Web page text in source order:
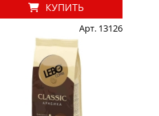
КУПИТЬ
Арт. 13126